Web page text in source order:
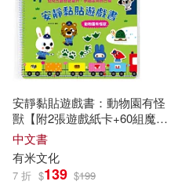
安靜黏貼遊戲書：動物園有怪
獸【附2張遊戲紙卡+60組魔鬼
氈】
中文書
有米文化
7 折 $139 $199